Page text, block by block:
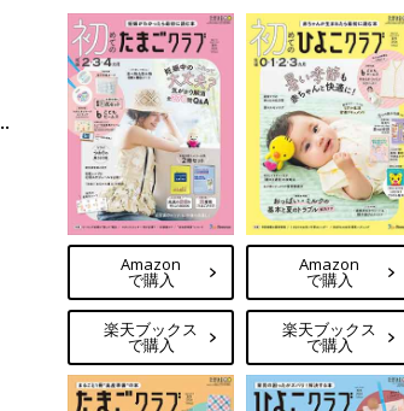
Amazon
で購入
楽天ブックス
で購入
Amazon
で購入
楽天ブックス
で購入